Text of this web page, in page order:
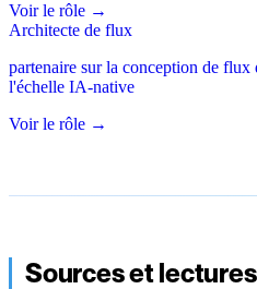
Voir le rôle →
Architecte de flux
partenaire sur la conception de flux
l'échelle IA-native
Voir le rôle →
Sources et